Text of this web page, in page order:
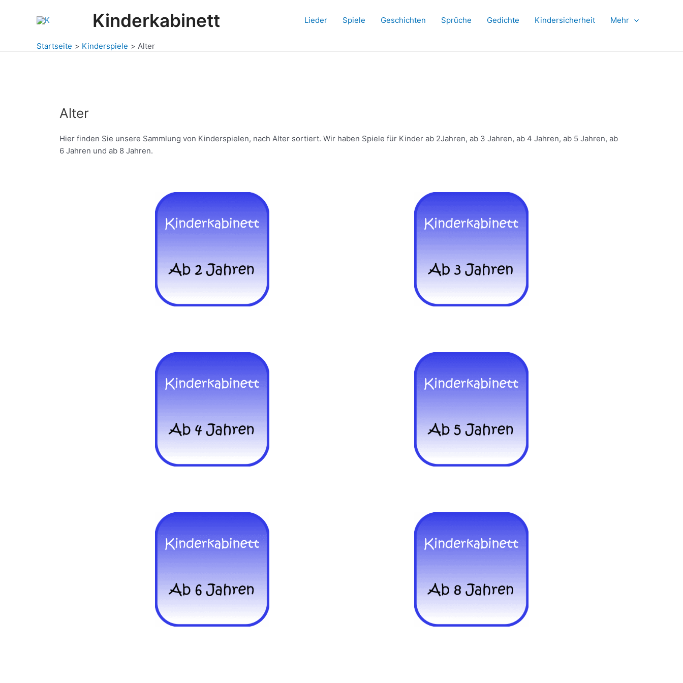
Kinderkabinett Lieder Spiele Geschichten Sprüche Gedichte Kindersicherheit Mehr
Startseite Kinderspiele Alter
Alter
Hier finden Sie unsere Sammlung von Kinderspielen, nach Alter sortiert. Wir haben Spiele für Kinder ab 2Jahren, ab 3 Jahren, ab 4 Jahren, ab 5 Jahren, ab
6 Jahren und ab 8 Jahren.